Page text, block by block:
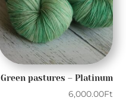
Green pastures – Platinum
6,000.00Ft